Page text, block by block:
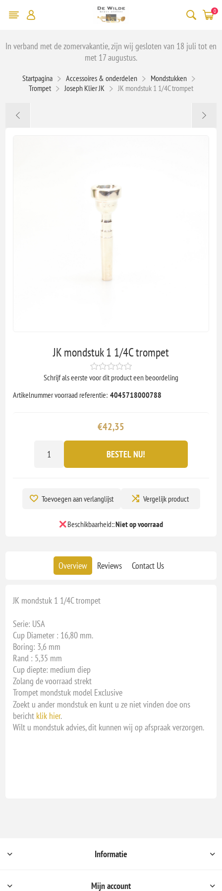
0
In verband met de zomervakantie, zijn wij gesloten van 18 juli tot en
met 17 augustus.
Startpagina Accessoires & onderdelen
Mondstukken
Trompet
Joseph Klier JK JK mondstuk 1 1/4C trompet
JK mondstuk 1 1/4C trompet
Schrijf als eerste voor dit product een beoordeling
Artikelnummer voorraad referentie: 4045718000788
€42,35
BESTEL NU!
Toevoegen aan verlanglijst Vergelijk product
Beschikbaarheid::Niet op voorraad
Overview Reviews Contact Us
JK mondstuk 1 1/4C trompet
Serie: USA
Cup Diameter : 16,80 mm.
Boring: 3,6 mm
Rand : 5,35 mm
Cup diepte: medium diep
Zolang de voorraad strekt
Trompet mondstuk model Exclusive
Zoekt u ander mondstuk en kunt u ze niet vinden doe ons
bericht klik hier.
Wilt u mondstuk advies, dit kunnen wij op afspraak verzorgen.
Informatie
Mijn account